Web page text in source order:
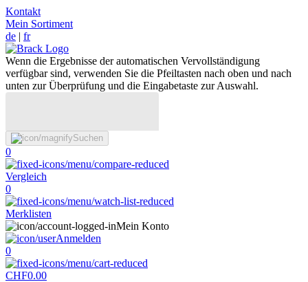
Kontakt
Mein Sortiment
de | fr
Wenn die Ergebnisse der automatischen Vervollständigung
verfügbar sind, verwenden Sie die Pfeiltasten nach oben und nach
unten zur Überprüfung und die Eingabetaste zur Auswahl.
Suchen
0
Vergleich
0
Merklisten
Mein Konto
Anmelden
0
CHF0.00